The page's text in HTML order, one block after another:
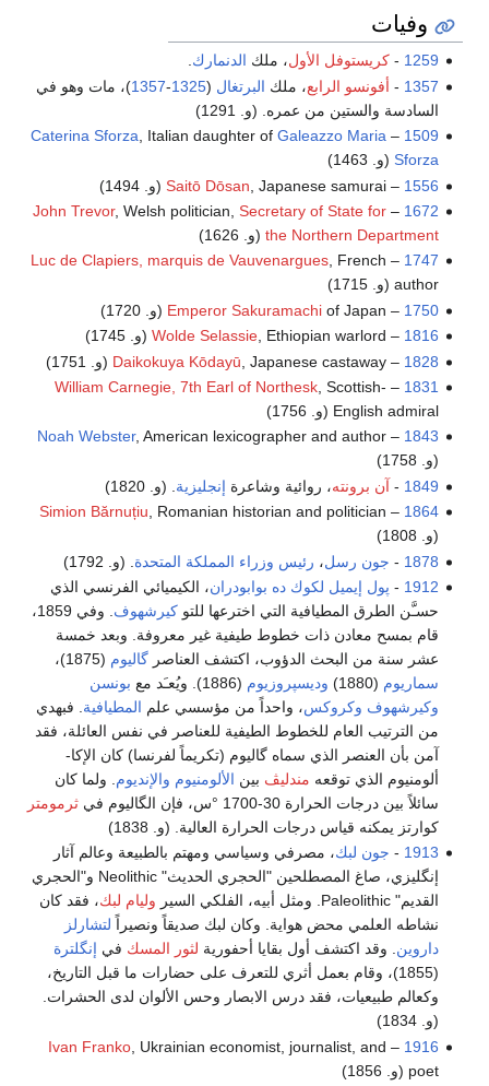
وفيات
1259
-كريستوفل الأول، ملك الدنمارك.
1357
- أفونسو الرابع، ملك البرتغال (
1325
-
1357)، مات وهو في
السادسة والستين من عمره. (و. 1291)
1509
–
Caterina Sforza, Italian daughter of Galeazzo Maria
Sforza (و. 1463)
1556
–
Saitō Dōsan , Japanese samurai (و. 1494)
1672
–
John Trevor, Welsh politician, Secretary of State for
the Northern Department (و. 1626)
1747
–
Luc de Clapiers, marquis de Vauvenargues, French
author (و. 1715)
1750
–
Emperor Sakuramachiof Japan (و. 1720)
1816
–
Wolde Selassie, Ethiopian warlord (و. 1745)
1828
–
Daikokuya Kōdayū , Japanese castaway (و. 1751)
1831
–
William Carnegie, 7th Earl of Northesk, Scottish-
English admiral (و. 1756)
1843
–
Noah Webster, American lexicographer and author
(و. 1758)
1849
- آن برونته، روائية وشاعرة إنجليزية . (و. 1820)
1864
–
Simion Bărnuțiu , Romanian historian and politician
(و. 1808)
1878
- جون رسل، رئيس وزراء المملكة المتحدة . (و. 1792)
1912
- پول إيميل لكوك ده بوابودران، الكيميائي الفرنسي الذي
حسـَّن الطرق المطيافية التي اخترعها للتوكيرشهوف
. وفي 1859،
قام بمسح معادن ذات خطوط طيفية غير معروفة. وبعد خمسة
عشر سنة من البحث الدؤوب، اكتشف العناصرگاليوم (1875)،
سماريوم (1880) وديسپروزيوم (1886). ويُعـَد مع
بونسن
وكيرشهوف وكروكس، واحداً من مؤسسي علم المطيافية . فبهدي
من الترتيب العام للخطوط الطيفية للعناصر في نفس العائلة، فقد
آمن بأن العنصر الذي سماه گاليوم (تكريماً لفرنسا) كان الإكا-
ألومنيوم الذي توقعه مندليڤ بين الألومنيوم والإنديوم . ولما كان
سائلاً بين درجات الحرارة 30-1700 °س، فإن الگاليوم في
ثرمومتر
كوارتز يمكنه قياس درجات الحرارة العالية. (و. 1838)
1913
- جون لبك، مصرفي وسياسي ومهتم بالطبيعة وعالم آثار
إنگليزي، صاغ المصطلحين "الحجري الحديث" Neolithic و"الحجري
القديم" Paleolithic. ومثل أبيه، الفلكي السير
وليام لبك، فقد كان
نشاطه العلمي محض هواية. وكان لبك صديقاً ونصيراً لتشارلز
داروين. وقد اكتشف أول بقايا أحفورية لثور المسك في إنگلترة
(1855)، وقام بعمل أثري للتعرف على حضارات ما قبل التاريخ،
وكعالم طبيعيات، فقد درس الابصار وحس الألوان لدى الحشرات.
(و. 1834)
1916
–
Ivan Franko, Ukrainian economist, journalist, and
poet (و. 1856)